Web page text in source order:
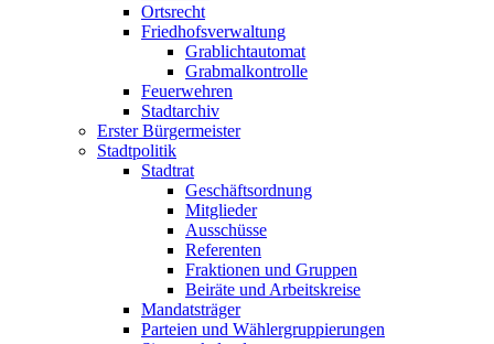
Ortsrecht
Friedhofsverwaltung
Grablichtautomat
Grabmalkontrolle
Feuerwehren
Stadtarchiv
Erster Bürgermeister
Stadtpolitik
Stadtrat
Geschäftsordnung
Mitglieder
Ausschüsse
Referenten
Fraktionen und Gruppen
Beiräte und Arbeitskreise
Mandatsträger
Parteien und Wählergruppierungen